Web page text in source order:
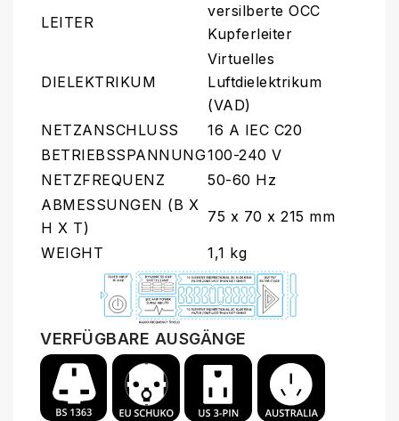
LEITER
versilberte OCC
Kupferleiter
DIELEKTRIKUM
Virtuelles
Luftdielektrikum
(VAD)
NETZANSCHLUSS
16 A IEC C20
BETRIEBSSPANNUNG100-240 V
NETZFREQUENZ
50-60 Hz
ABMESSUNGEN (B X
H X T)
75 x 70 x 215 mm
WEIGHT 1,1 kg
VERFÜGBARE AUSGÄNGE